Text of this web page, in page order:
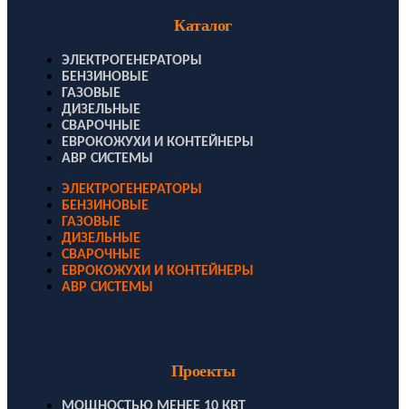
Каталог
ЭЛЕКТРОГЕНЕРАТОРЫ
БЕНЗИНОВЫЕ
ГАЗОВЫЕ
ДИЗЕЛЬНЫЕ
СВАРОЧНЫЕ
ЕВРОКОЖУХИ И КОНТЕЙНЕРЫ
АВР СИСТЕМЫ
ЭЛЕКТРОГЕНЕРАТОРЫ
БЕНЗИНОВЫЕ
ГАЗОВЫЕ
ДИЗЕЛЬНЫЕ
СВАРОЧНЫЕ
ЕВРОКОЖУХИ И КОНТЕЙНЕРЫ
АВР СИСТЕМЫ
Проекты
МОЩНОСТЬЮ МЕНЕЕ 10 КВТ